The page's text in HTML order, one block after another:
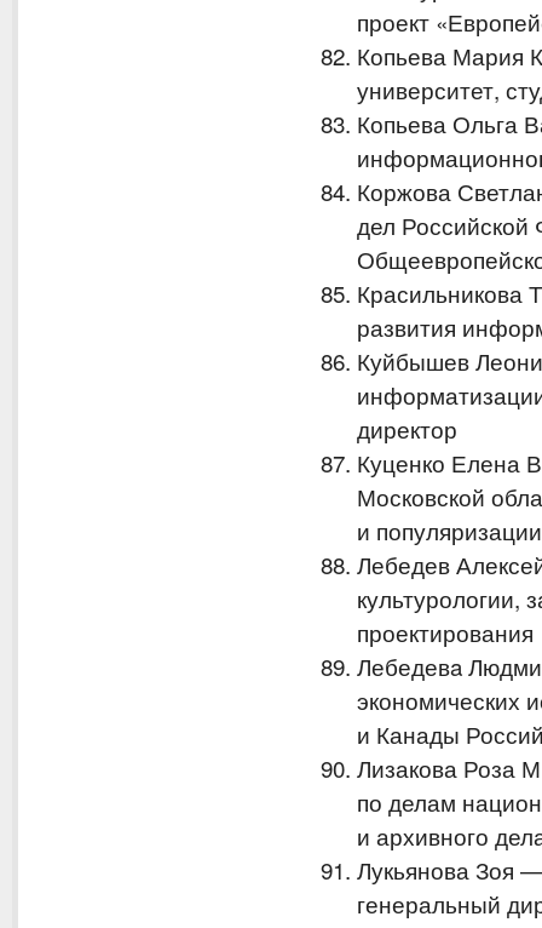
проект
Копьева Мария
университет,
Копьева Ольга
Коржова
дел Российской
Красильникова
развития
Куйбышев
директор
Куценко Елена
Московской
и
Лебедев
культурологии,
проектирования
Лебедевa
экономических
и Канады
Лизакова Роза
по делам
и архивного
Лукьянова Зоя
генеральный